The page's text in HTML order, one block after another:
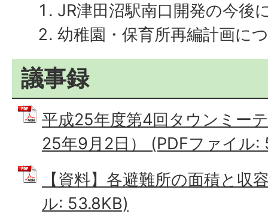
JR津田沼駅南口開発の今後
幼稚園・保育所再編計画に
議事録
平成25年度第4回タウンミー
25年9月2日） (PDFファイル:
【資料】各避難所の面積と収
ル: 53.8KB)